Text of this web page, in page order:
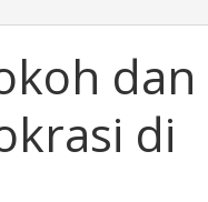
dan
di